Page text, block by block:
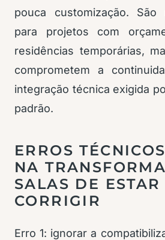
pouca customização. São
para projetos com
residências temporárias,
comprometem a
integração técnica exigida
padrão.
ERROS
NA
SALAS DE
CORRIGIR
Erro 1: ignorar a